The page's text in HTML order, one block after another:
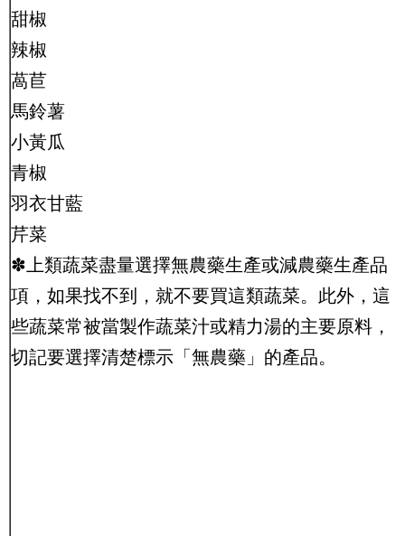
甜椒
辣椒
萵苣
馬鈴薯
小黃瓜
青椒
羽衣甘藍
芹菜
✽上類蔬菜盡量選擇無農藥生產或減農藥生產品
項，如果找不到，就不要買這類蔬菜。此外，這
些蔬菜常被當製作蔬菜汁或精力湯的主要原料，
切記要選擇清楚標示「無農藥」的產品。